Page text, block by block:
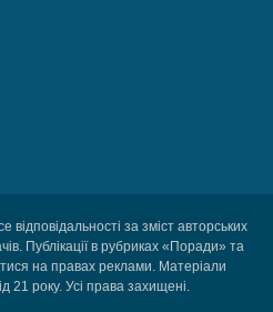
за зміст авторських
Публікації в рубриках «Поради» та
на правах реклами. Матеріали
21 року. Усі права захищені.